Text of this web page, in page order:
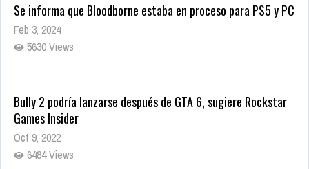
Se informa que Bloodborne estaba en proceso para PS5 y PC
Feb 3, 2024
5630 Views
Bully 2 podría lanzarse después de GTA 6, sugiere Rockstar
Games Insider
Oct 9, 2022
6484 Views